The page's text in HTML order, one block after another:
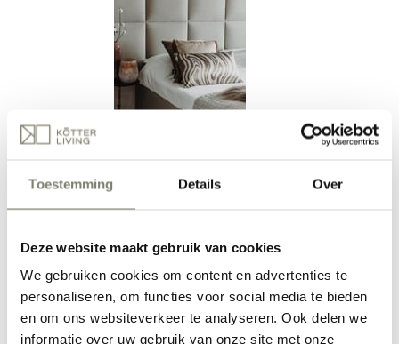
Toestemming Details Over
Deze website maakt gebruik van cookies
We gebruiken cookies om content en advertenties te
personaliseren, om functies voor social media te bieden
en om ons websiteverkeer te analyseren. Ook delen we
informatie over uw gebruik van onze site met onze
Eetkamer inrichten